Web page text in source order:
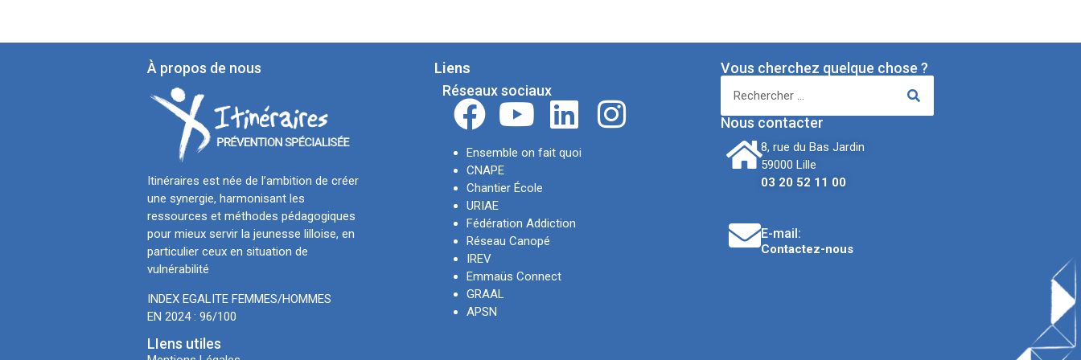
À propos de nous
Itinéraires est née de l’ambition de créer
une synergie, harmonisant les
ressources et méthodes pédagogiques
pour mieux servir la jeunesse lilloise, en
particulier ceux en situation de
vulnérabilité
INDEX EGALITE FEMMES/HOMMES
EN 2024 : 96/100
LIens utiles
Liens
Réseaux sociaux
Ensemble on fait quoi
CNAPE
Chantier École
URIAE
Fédération Addiction
Réseau Canopé
IREV
Emmaüs Connect
GRAAL
APSN
Vous cherchez quelque chose ?
Nous contacter
8, rue du Bas Jardin
59000 Lille
03 20 52 11 00
E-mail:
Contactez-nous